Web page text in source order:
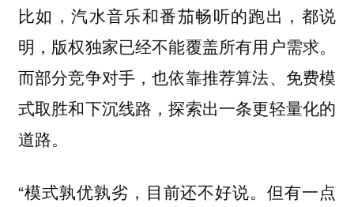
比如，汽水音乐和番茄畅听的跑出，都说
明，版权独家已经不能覆盖所有用户需求。
而部分竞争对手，也依靠推荐算法、免费模
式取胜和下沉线路，探索出一条更轻量化的
道路。
“模式孰优孰劣，目前还不好说。但有一点